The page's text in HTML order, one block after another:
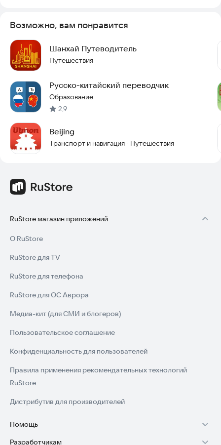
Возможно, вам понравится
Шанхай Путеводитель
Путешествия
Русско-китайский переводчик
Образование
2,9
Beijing
Транспорт и навигация · Путешествия
RuStore магазин приложений
О RuStore
RuStore для TV
RuStore для телефона
RuStore для ОС Аврора
Медиа-кит (для СМИ и блогеров)
Пользовательское соглашение
Конфиденциальность для пользователей
Правила применения рекомендательных технологий
RuStore
Дистрибутив для производителей
Помощь
Разработчикам